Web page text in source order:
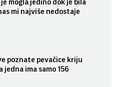
mogla jedino dok je bila
mi najviše nedostaje
poznate pevačice kriju
jedna ima samo 156